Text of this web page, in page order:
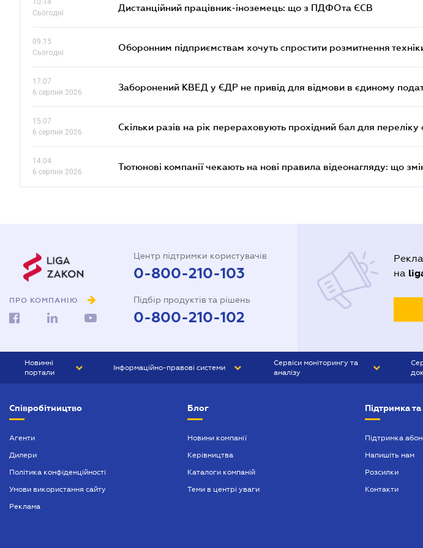
10.14
Сьогодні
Дистанційний працівник-іноземець: що з ПДФОта ЄСВ
09.15
Сьогодні
Оборонним підприємствам хочуть спростити розмитнення
17.07
6 серпня 2026
Заборонений КВЕД у ЄДР не привід для відмови в єдиному
15.07
6 серпня 2026
Скільки разів на рік перераховують прохідний бал для переліку
14.04
6 серпня 2026
Тютюнові компанії чекають на нові правила відеонагляду: що
ПРО КОМПАНІЮ
Центр підтримки користувачів
0-800-210-103
Підбір продуктів та рішень
0-800-210-102
на
Новинні
портали
БІЗНЕС
Інформаційно-правові системи
БУХГАЛТЕР ПРОФ
Сервіси моніторингу та
аналізу
Співробітництво
Агенти
Дилери
Політика конфіденційності
Умови використання сайту
Реклама
Блог
Новини компанії
Керівництва
Каталоги компаній
Теми в центрі уваги
Підтримка
Підтримка
Напишіть нам
Розсилки
Контакти